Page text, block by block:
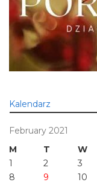
Kalendarz
February 2021
M
T W
1
2 3
8
9 10